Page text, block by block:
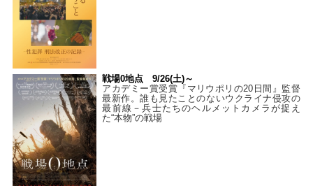
戦場0地点 9/26(土)～
アカデミー賞受賞『マリウポリの20日間』監督
最新作。誰も見たことのないウクライナ侵攻の
最前線－兵士たちのヘルメットカメラが捉え
た“本物”の戦場